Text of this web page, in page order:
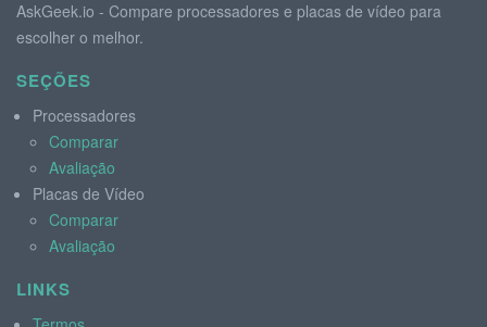
AskGeek.io - Compare processadores e placas de vídeo para
escolher o melhor.
SEÇÕES
Processadores
Comparar
Avaliação
Placas de Vídeo
Comparar
Avaliação
LINKS